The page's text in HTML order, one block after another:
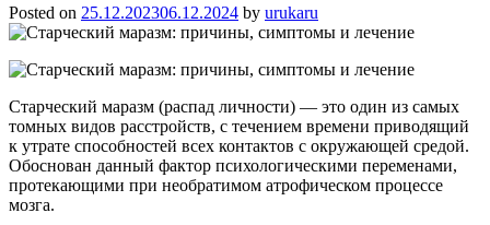
Posted on 25.12.202306.12.2024 by urukaru
Старческий маразм (распад личности) — это один из самых
томных видов расстройств, с течением времени приводящий
к утрате способностей всех контактов с окружающей средой.
Обоснован данный фактор психологическими переменами,
протекающими при необратимом атрофическом процессе
мозга.